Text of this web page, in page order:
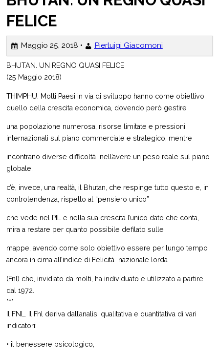
FELICE
Maggio 25, 2018 • Pierluigi Giacomoni
BHUTAN. UN REGNO QUASI FELICE
(25 Maggio 2018)
THIMPHU. Molti Paesi in via di sviluppo hanno come obiettivo
quello della crescita economica, dovendo però gestire
una popolazione numerosa, risorse limitate e pressioni
internazionali sul piano commerciale e strategico, mentre
incontrano diverse difficoltà nell’avere un peso reale sul piano
globale.
c’è, invece, una realtà, il Bhutan, che respinge tutto questo e, in
controtendenza, rispetto al “pensiero unico”
che vede nel PIL e nella sua crescita l’unico dato che conta,
mira a restare per quanto possibile defilato sulle
mappe, avendo come solo obiettivo essere per lungo tempo
ancora in cima all’indice di Felicità nazionale lorda
(Fnl) che, invidiato da molti, ha individuato e utilizzato a partire
dal 1972.
***
Il FNL. Il Fnl deriva dall’analisi qualitativa e quantitativa di vari
indicatori:
• il benessere psicologico;